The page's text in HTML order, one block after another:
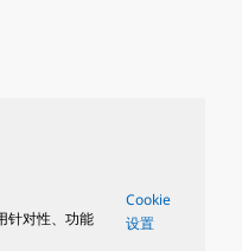
针对性、功能
Cookie
设置